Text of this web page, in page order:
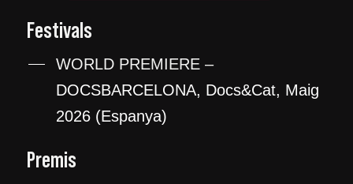
Festivals
WORLD PREMIERE –
DOCSBARCELONA, Docs&Cat, Maig
2026 (Espanya)
Premis